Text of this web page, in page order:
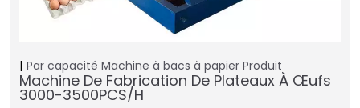
Par capacité Machine à bacs à papier Produit
Machine De Fabrication De Plateaux À Œufs
3000-3500PCS/H